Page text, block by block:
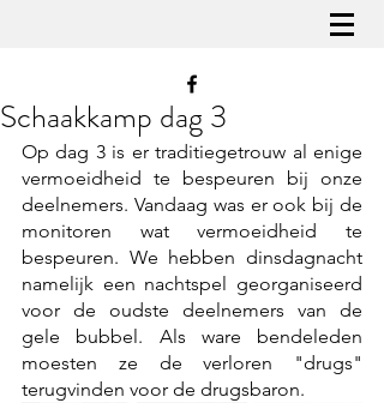
Schaakkamp dag 3
Op dag 3 is er traditiegetrouw al enige
vermoeidheid te bespeuren bij onze
deelnemers. Vandaag was er ook bij de
monitoren wat vermoeidheid te
bespeuren. We hebben dinsdagnacht
namelijk een nachtspel georganiseerd
voor de oudste deelnemers van de
gele bubbel. Als ware bendeleden
moesten ze de verloren "drugs"
terugvinden voor de drugsbaron.